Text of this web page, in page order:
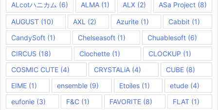
ALcotハニカム (6) ALMA (1) ALX(2) ASa Project(8)
AUGUST (10) AXL (2) Azurite(1) Cabbit(1)
CandySoft (1) Chelseasoft(1) Chuablesoft (6)
CIRCUS (18) Clochette (1) CLOCKUP (1)
COSMIC CUTE (4) CRYSTALiA (4) CUBE(8)
EIME (1) ensemble (9) Etoiles(1) etude(4)
eufonie (3) F&C(1) FAVORITE (8) FLAT(1)